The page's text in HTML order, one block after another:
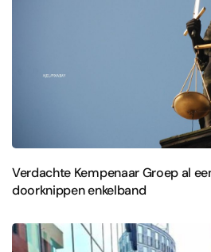
Verdachte Kempenaar Groep al
doorknippen enkelband